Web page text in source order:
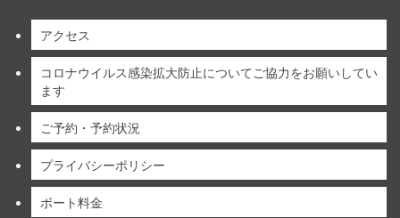
アクセス
コロナウイルス感染拡大防止についてご協力をお願いしてい
ます
ご予約・予約状況
プライバシーポリシー
ボート料金